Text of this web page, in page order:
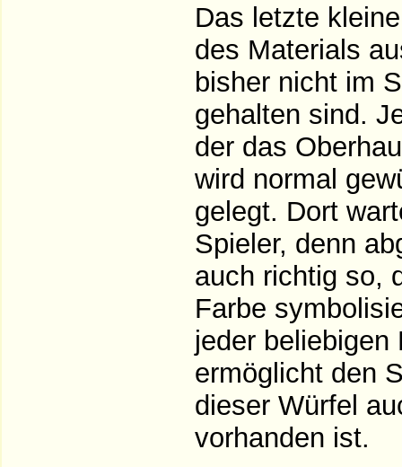
Das letzte
des Materials
bisher nicht im
gehalten sind.
der das
wird normal
gelegt. Dort
Spieler, denn
auch richtig so,
Farbe
jeder beliebigen
ermöglicht den
dieser Würfel
vorhanden ist.